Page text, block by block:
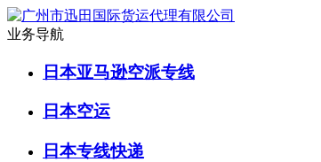
业务导航
日本亚马逊空派专线
日本空运
日本专线快递